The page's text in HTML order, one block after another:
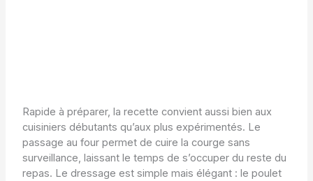
Rapide à préparer, la recette convient aussi bien aux
cuisiniers débutants qu’aux plus expérimentés. Le
passage au four permet de cuire la courge sans
surveillance, laissant le temps de s’occuper du reste du
repas. Le dressage est simple mais élégant : le poulet